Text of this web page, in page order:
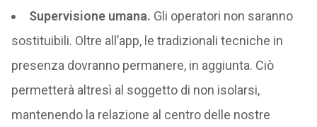
Supervisione umana. Gli operatori non saranno
sostituibili. Oltre all’app, le tradizionali tecniche in
presenza dovranno permanere, in aggiunta. Ciò
permetterà altresì al soggetto di non isolarsi,
mantenendo la relazione al centro delle nostre